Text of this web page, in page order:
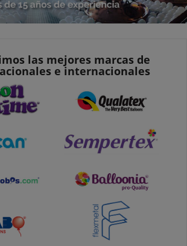
las mejores marcas de
e internacionales